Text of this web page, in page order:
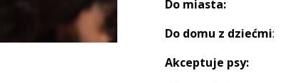
Do miasta:
Do domu z dziećmi:
Akceptuje psy: